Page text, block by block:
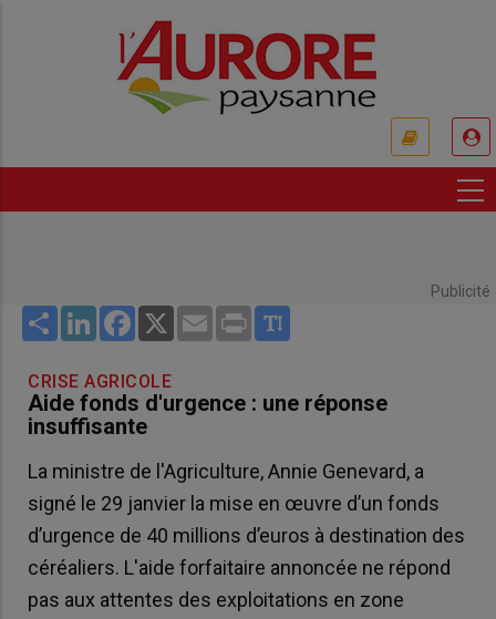
Publicité
Share LinkedInFacebook
X Email Print
CRISE AGRICOLE
Aide fonds d'urgence : une réponse
insuffisante
La ministre de l'Agriculture, Annie Genevard, a
signé le 29 janvier la mise en œuvre d’un fonds
d’urgence de 40 millions d’euros à destination des
céréaliers. L'aide forfaitaire annoncée ne répond
pas aux attentes des exploitations en zone